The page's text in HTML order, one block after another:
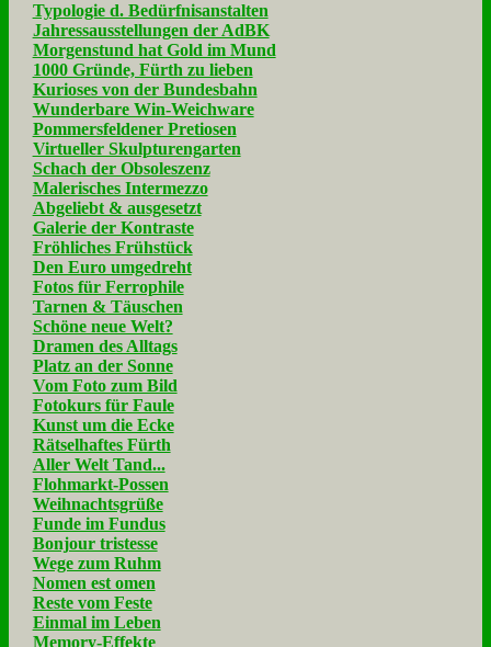
Typologie d. Bedürfnisanstalten
Jahressausstellungen der AdBK
Morgenstund hat Gold im Mund
1000 Gründe, Fürth zu lieben
Kurioses von der Bundesbahn
Wunderbare Win-Weichware
Pommersfeldener Pretiosen
Virtueller Skulpturengarten
Schach der Obsoleszenz
Malerisches Intermezzo
Abgeliebt & ausgesetzt
Galerie der Kontraste
Fröhliches Frühstück
Den Euro umgedreht
Fotos für Ferrophile
Tarnen & Täuschen
Schöne neue Welt?
Dramen des Alltags
Platz an der Sonne
Vom Foto zum Bild
Fotokurs für Faule
Kunst um die Ecke
Rätselhaftes Fürth
Aller Welt Tand...
Flohmarkt-Possen
Weihnachtsgrüße
Funde im Fundus
Bonjour tristesse
Wege zum Ruhm
Nomen est omen
Reste vom Feste
Einmal im Leben
Memory-Effekte